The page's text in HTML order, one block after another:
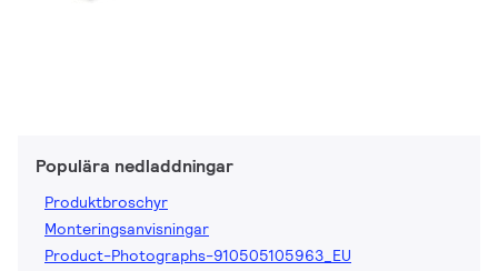
Populära nedladdningar
Produktbroschyr
Monteringsanvisningar
Product-Photographs-910505105963_EU